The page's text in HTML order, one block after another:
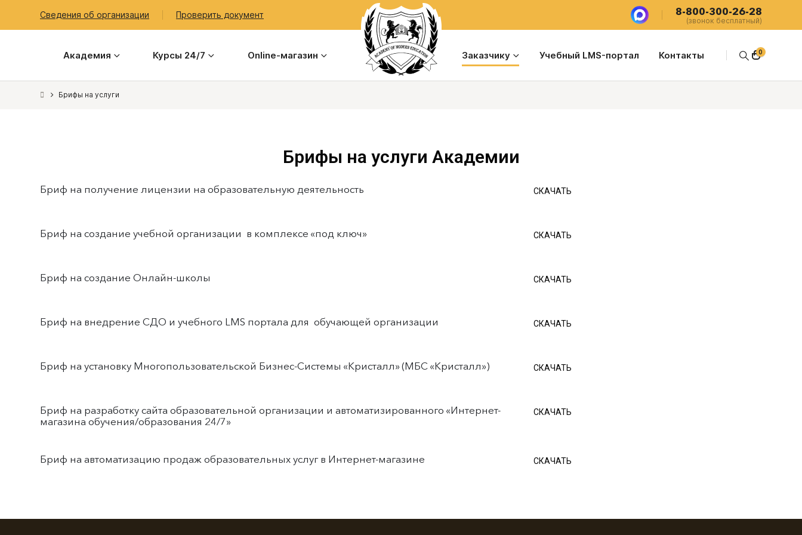
Сведения об организации Проверить документ 8-800-300-26-28
(звонок бесплатный)
Академия Курсы 24/7 Online-магазин Заказчику Учебный LMS-портал Контакты 0
Брифы на услуги
Брифы на услуги Академии
Бриф на получение лицензии на образовательную деятельность СКАЧАТЬ
Бриф на создание учебной организации в комплексе «под ключ» СКАЧАТЬ
Бриф на создание Онлайн-школы СКАЧАТЬ
Бриф на внедрение СДО и учебного LMS портала для обучающей организации СКАЧАТЬ
Бриф на установку Многопользовательской Бизнес-Системы «Кристалл» (МБС «Кристалл») СКАЧАТЬ
Бриф на разработку сайта образовательной организации и автоматизированного «Интернет-
магазина обучения/образования 24/7»
СКАЧАТЬ
Бриф на автоматизацию продаж образовательных услуг в Интернет-магазине СКАЧАТЬ